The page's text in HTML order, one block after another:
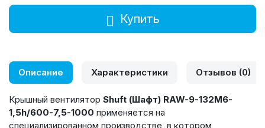
Купить
Описание Характеристики Отзывов (0)
Крышный вентилятор Shuft (Шафт) RAW-9-132M6-
1,5h/600-7,5-1000 применяется на
специализированном производстве, в котором